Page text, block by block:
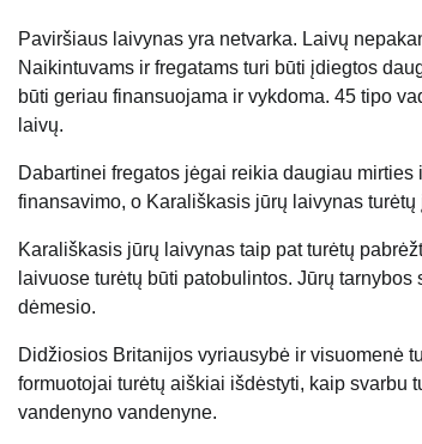
Paviršiaus laivynas yra netvarka. Laivų
Naikintuvams ir fregatams turi būti įdiegtos
būti geriau finansuojama ir vykdoma. 45 tipo
laivų.
Dabartinei fregatos jėgai reikia daugiau
finansavimo, o Karališkasis jūrų laivynas
Karališkasis jūrų laivynas taip pat turėtų
laivuose turėtų būti patobulintos. Jūrų
dėmesio.
Didžiosios Britanijos vyriausybė ir visuomenė
formuotojai turėtų aiškiai išdėstyti, kaip svarbu
vandenyno vandenyne.